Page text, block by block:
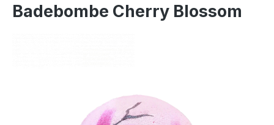
Badebombe Cherry Blossom